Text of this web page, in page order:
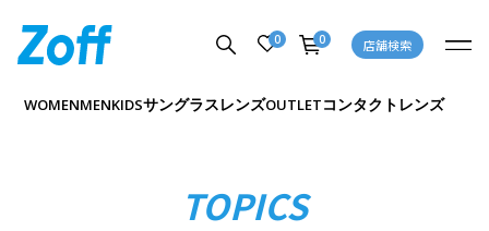
0 0 店舗検索
WOMENMENKIDSサングラスレンズOUTLETコンタクトレンズ
TOPICS